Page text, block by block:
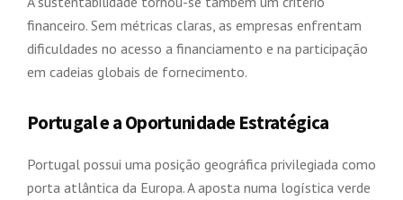
financeiro. Sem métricas claras, as empresas enfrentam
dificuldades no acesso a financiamento e na participação
em cadeias globais de fornecimento.
Portugal e a Oportunidade Estratégica
Portugal possui uma posição geográfica privilegiada como
porta atlântica da Europa. A aposta numa logística verde